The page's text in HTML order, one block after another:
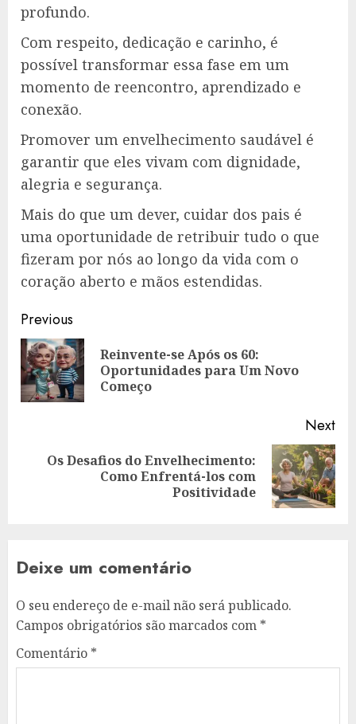
profundo.
Com respeito, dedicação e carinho, é
possível transformar essa fase em um
momento de reencontro, aprendizado e
conexão.
Promover um envelhecimento saudável é
garantir que eles vivam com dignidade,
alegria e segurança.
Mais do que um dever, cuidar dos pais é
uma oportunidade de retribuir tudo o que
fizeram por nós ao longo da vida com o
coração aberto e mãos estendidas.
Post
navigation
Previous
Reinvente-se Após os 60:
Oportunidades para Um Novo
Começo
Next
Next
Os Desafios do Envelhecimento:
Como Enfrentá-los com
Positividade
Deixe um comentário
O seu endereço de e-mail não será publicado.
Campos obrigatórios são marcados com *
Comentário *